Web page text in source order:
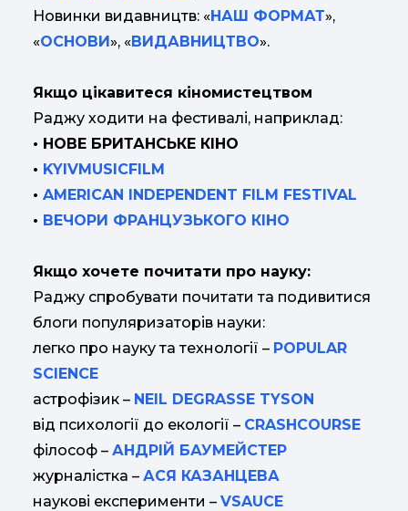
Новинки видавництв: «НАШ ФОРМАТ»,
«ОСНОВИ», «ВИДАВНИЦТВО».
Якщо цікавитеся кіномистецтвом
Раджу ходити на фестивалі, наприклад:
• НОВЕ БРИТАНСЬКЕ КІНО
• KYIVMUSICFILM
• AMERICAN INDEPENDENT FILM FESTIVAL
• ВЕЧОРИ ФРАНЦУЗЬКОГО КІНО
Якщо хочете почитати про науку:
Раджу спробувати почитати та подивитися
блоги популяризаторів науки:
легко про науку та технології – POPULAR
SCIENCE
астрофізик – NEIL DEGRASSE TYSON
від психології до екології – CRASHCOURSE
філософ – АНДРІЙ БАУМЕЙСТЕР
журналістка – АСЯ КАЗАНЦЕВА
наукові експерименти – VSAUCE